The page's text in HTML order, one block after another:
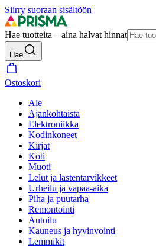
Siirry suoraan sisältöön
Hae tuotteita – aina halvat hinnat
Hae
Ostoskori
Ale
Ajankohtaista
Elektroniikka
Kodinkoneet
Kirjat
Koti
Muoti
Lelut ja lastentarvikkeet
Urheilu ja vapaa-aika
Piha ja puutarha
Remontointi
Autoilu
Kauneus ja hyvinvointi
Lemmikit